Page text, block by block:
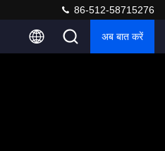
86-512-58715276
अब बात करें